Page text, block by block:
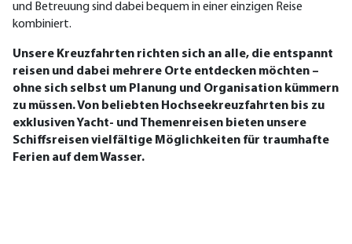
und Betreuung sind dabei bequem in einer einzigen Reise
kombiniert.
Unsere Kreuzfahrten richten sich an alle, die entspannt
reisen und dabei mehrere Orte entdecken möchten –
ohne sich selbst um Planung und Organisation kümmern
zu müssen. Von beliebten Hochseekreuzfahrten bis zu
exklusiven Yacht- und Themenreisen bieten unsere
Schiffsreisen vielfältige Möglichkeiten für traumhafte
Ferien auf dem Wasser.